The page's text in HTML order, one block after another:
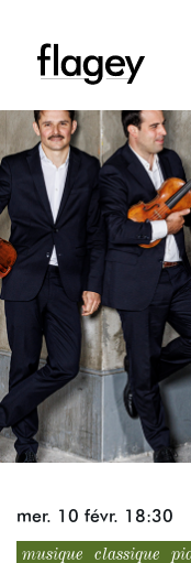
musique classique
mer. 10 févr. 18:30